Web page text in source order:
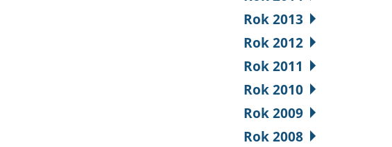
Rok 2013
Rok 2012
Rok 2011
Rok 2010
Rok 2009
Rok 2008